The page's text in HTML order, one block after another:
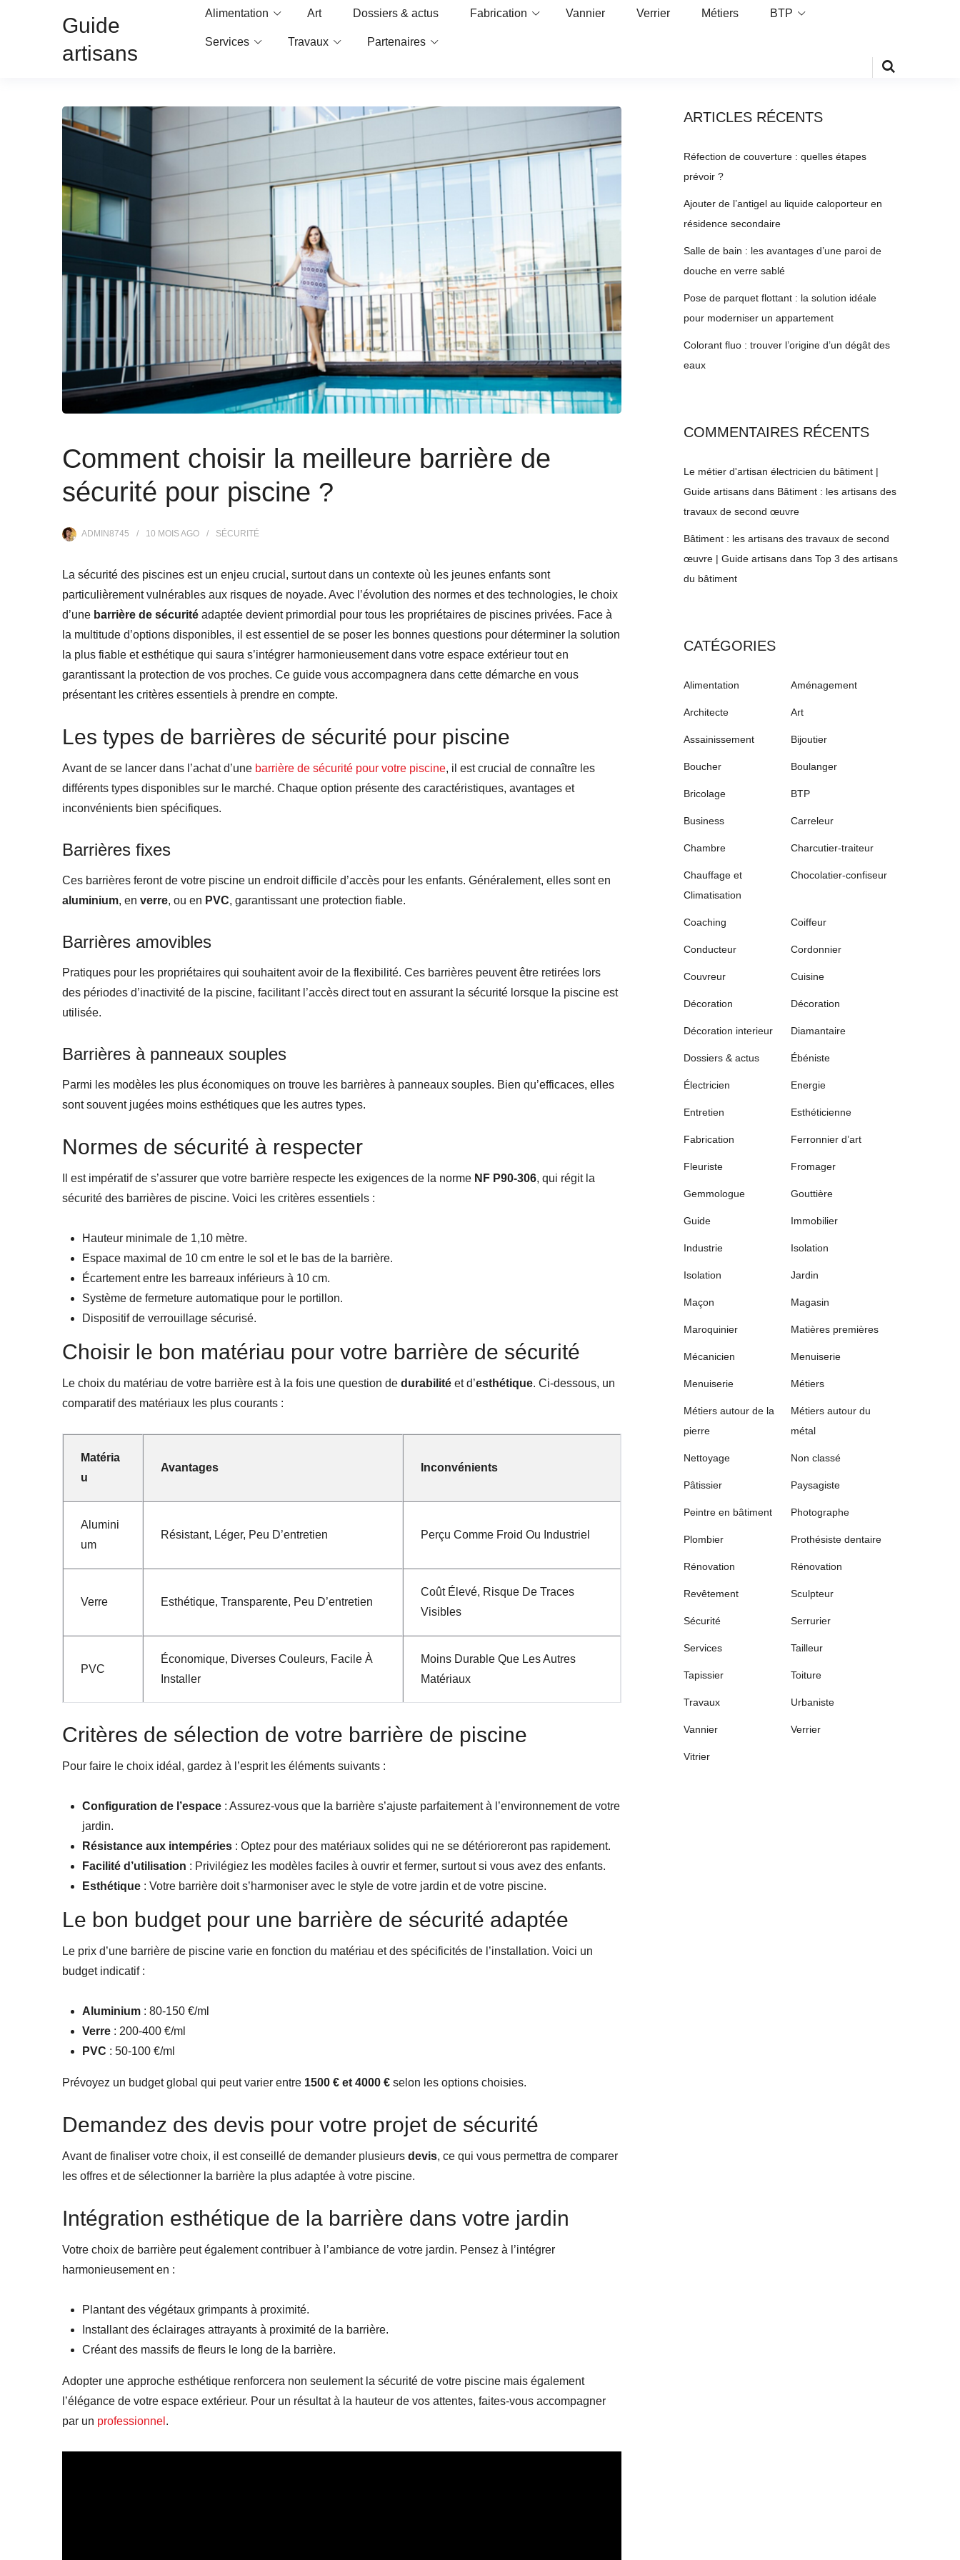
Guide
artisans
Alimentation Art Dossiers & actus Fabrication Vannier Verrier Métiers BTP
Services Travaux Partenaires
Comment choisir la meilleure barrière de
sécurité pour piscine ?
ADMIN8745 10 MOISAGO SÉCURITÉ
La sécurité des piscines est un enjeu crucial, surtout dans un contexte où les jeunes enfants sont
particulièrement vulnérables aux risques de noyade. Avec l’évolution des normes et des technologies, le choix
d’une barrière de sécurité adaptée devient primordial pour tous les propriétaires de piscines privées. Face à
la multitude d’options disponibles, il est essentiel de se poser les bonnes questions pour déterminer la solution
la plus fiable et esthétique qui saura s’intégrer harmonieusement dans votre espace extérieur tout en
garantissant la protection de vos proches. Ce guide vous accompagnera dans cette démarche en vous
présentant les critères essentiels à prendre en compte.
Les types de barrières de sécurité pour piscine
Avant de se lancer dans l’achat d’une barrière de sécurité pour votre piscine, il est crucial de connaître les
différents types disponibles sur le marché. Chaque option présente des caractéristiques, avantages et
inconvénients bien spécifiques.
Barrières fixes
Ces barrières feront de votre piscine un endroit difficile d’accès pour les enfants. Généralement, elles sont en
aluminium, en verre, ou en PVC, garantissant une protection fiable.
Barrières amovibles
Pratiques pour les propriétaires qui souhaitent avoir de la flexibilité. Ces barrières peuvent être retirées lors
des périodes d’inactivité de la piscine, facilitant l’accès direct tout en assurant la sécurité lorsque la piscine est
utilisée.
Barrières à panneaux souples
Parmi les modèles les plus économiques on trouve les barrières à panneaux souples. Bien qu’efficaces, elles
sont souvent jugées moins esthétiques que les autres types.
Normes de sécurité à respecter
Il est impératif de s’assurer que votre barrière respecte les exigences de la norme NF P90-306, qui régit la
sécurité des barrières de piscine. Voici les critères essentiels :
Hauteur minimale de 1,10 mètre.
Espace maximal de 10 cm entre le sol et le bas de la barrière.
Écartement entre les barreaux inférieurs à 10 cm.
Système de fermeture automatique pour le portillon.
Dispositif de verrouillage sécurisé.
Choisir le bon matériau pour votre barrière de sécurité
Le choix du matériau de votre barrière est à la fois une question de durabilité et d’esthétique. Ci-dessous, un
comparatif des matériaux les plus courants :
Matéria
U
Avantages Inconvénients
Alumini
Um
Résistant, Léger, Peu D’entretien Perçu Comme Froid Ou Industriel
Verre Esthétique, Transparente, Peu D’entretien
Coût Élevé, Risque De Traces
Visibles
PVC
Économique, Diverses Couleurs, Facile À
Installer
Moins Durable Que Les Autres
Matériaux
Critères de sélection de votre barrière de piscine
Pour faire le choix idéal, gardez à l’esprit les éléments suivants :
Configuration de l’espace : Assurez-vous que la barrière s’ajuste parfaitement à l’environnement de votre
jardin.
Résistance aux intempéries : Optez pour des matériaux solides qui ne se détérioreront pas rapidement.
Facilité d’utilisation : Privilégiez les modèles faciles à ouvrir et fermer, surtout si vous avez des enfants.
Esthétique : Votre barrière doit s’harmoniser avec le style de votre jardin et de votre piscine.
Le bon budget pour une barrière de sécurité adaptée
Le prix d’une barrière de piscine varie en fonction du matériau et des spécificités de l’installation. Voici un
budget indicatif :
Aluminium : 80-150 €/ml
Verre : 200-400 €/ml
PVC : 50-100 €/ml
Prévoyez un budget global qui peut varier entre 1500 € et 4000 € selon les options choisies.
Demandez des devis pour votre projet de sécurité
Avant de finaliser votre choix, il est conseillé de demander plusieurs devis, ce qui vous permettra de comparer
les offres et de sélectionner la barrière la plus adaptée à votre piscine.
Intégration esthétique de la barrière dans votre jardin
Votre choix de barrière peut également contribuer à l’ambiance de votre jardin. Pensez à l’intégrer
harmonieusement en :
Plantant des végétaux grimpants à proximité.
Installant des éclairages attrayants à proximité de la barrière.
Créant des massifs de fleurs le long de la barrière.
Adopter une approche esthétique renforcera non seulement la sécurité de votre piscine mais également
l’élégance de votre espace extérieur. Pour un résultat à la hauteur de vos attentes, faites-vous accompagner
par un professionnel .
ARTICLES RÉCENTS
Réfection de couverture : quelles étapes
prévoir ?
Ajouter de l’antigel au liquide caloporteur en
résidence secondaire
Salle de bain : les avantages d’une paroi de
douche en verre sablé
Pose de parquet flottant : la solution idéale
pour moderniser un appartement
Colorant fluo : trouver l’origine d’un dégât des
eaux
COMMENTAIRES RÉCENTS
Le métier d'artisan électricien du bâtiment |
Guide artisans dans Bâtiment : les artisans des
travaux de second œuvre
Bâtiment : les artisans des travaux de second
œuvre | Guide artisans dans Top 3 des artisans
du bâtiment
CATÉGORIES
Alimentation Aménagement
Architecte Art
Assainissement Bijoutier
Boucher Boulanger
Bricolage BTP
Business Carreleur
Chambre Charcutier-traiteur
Chauffage et
Climatisation
Chocolatier-confiseur
Coaching Coiffeur
Conducteur Cordonnier
Couvreur Cuisine
Décoration Décoration
Décoration interieur Diamantaire
Dossiers & actus Ébéniste
Électricien Energie
Entretien Esthéticienne
Fabrication Ferronnier d’art
Fleuriste Fromager
Gemmologue Gouttière
Guide Immobilier
Industrie Isolation
Isolation Jardin
Maçon Magasin
Maroquinier Matières premières
Mécanicien Menuiserie
Menuiserie Métiers
Métiers autour de la
pierre
Métiers autour du
métal
Nettoyage Non classé
Pâtissier Paysagiste
Peintre en bâtiment Photographe
Plombier Prothésiste dentaire
Rénovation Rénovation
Revêtement Sculpteur
Sécurité Serrurier
Services Tailleur
Tapissier Toiture
Travaux Urbaniste
Vannier Verrier
Vitrier